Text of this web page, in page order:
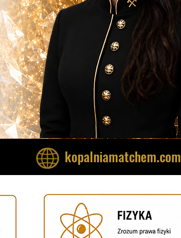
kopalniamatchem.com